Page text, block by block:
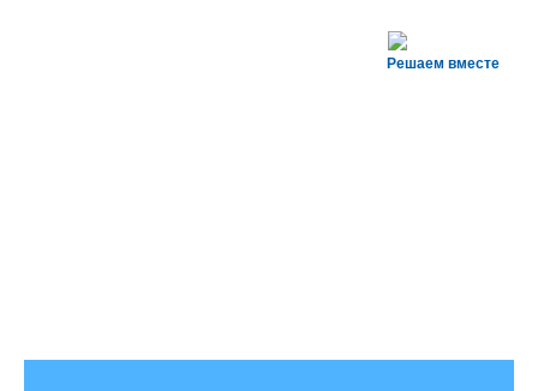
Решаем вместе